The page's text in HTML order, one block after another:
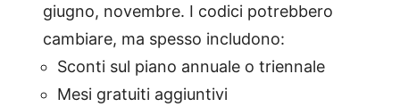
giugno, novembre. I codici potrebbero
cambiare, ma spesso includono:
Sconti sul piano annuale o triennale
Mesi gratuiti aggiuntivi